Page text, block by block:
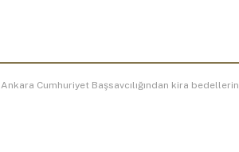
Ankara Cumhuriyet Başsavcılığından kira